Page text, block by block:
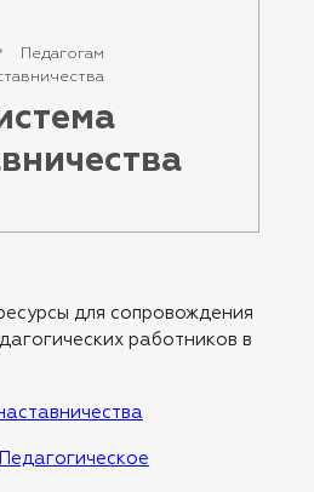
Педагогам
для сопровождения
работников в